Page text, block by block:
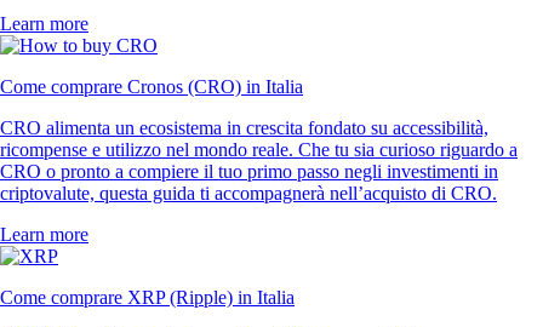
Learn more
Come comprare Cronos (CRO) in Italia
CRO alimenta un ecosistema in crescita fondato su accessibilità,
ricompense e utilizzo nel mondo reale. Che tu sia curioso riguardo a
CRO o pronto a compiere il tuo primo passo negli investimenti in
criptovalute, questa guida ti accompagnerà nell’acquisto di CRO.
Learn more
Come comprare XRP (Ripple) in Italia